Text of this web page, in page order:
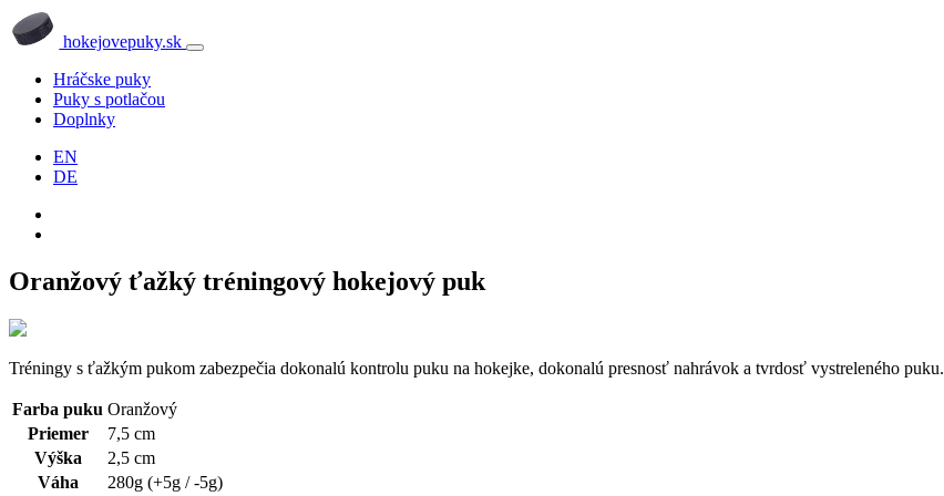
hokejovepuky.sk
Hráčske puky
Puky s potlačou
Doplnky
EN
DE
Oranžový ťažký tréningový hokejový puk
Tréningy s ťažkým pukom zabezpečia dokonalú kontrolu puku na hokejke, dokonalú presnosť nahrávok a tvrdosť vystreleného puku.
Farba puku Oranžový
Priemer
7,5 cm
Výška
2,5 cm
Váha
280g (+5g / -5g)